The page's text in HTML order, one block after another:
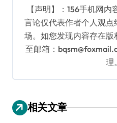
【声明】：156手机网
言论仅代表作者个人观
场。如您发现内容存在
至邮箱：
理。
相关文章